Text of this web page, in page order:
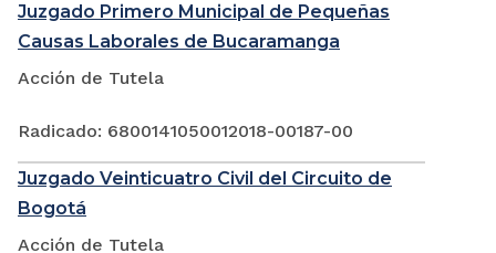
Juzgado Primero Municipal de Pequeñas
Causas Laborales de Bucaramanga
Acción de Tutela
Radicado: 6800141050012018-00187-00
Juzgado Veinticuatro Civil del Circuito de
Bogotá
Acción de Tutela